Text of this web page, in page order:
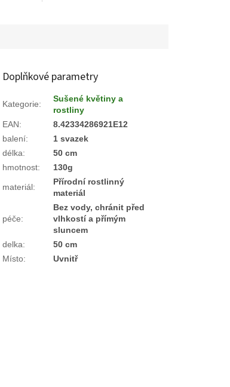
Doplňkové parametry
Kategorie:
Sušené květiny a
rostliny
EAN:
8.42334286921E12
balení:
1 svazek
délka:
50 cm
hmotnost: 130g
materiál:
Přírodní rostlinný
materiál
péče:
Bez vody, chránit před
vlhkostí a přímým
sluncem
delka:
50 cm
Místo: Uvnitř